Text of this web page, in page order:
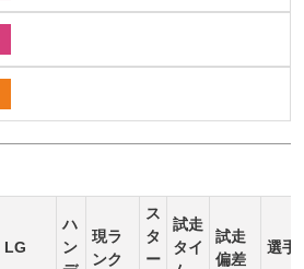
LG
ハ
ン
現ラ
ンク
ス
タ
ー
試走
タイ
試走
偏差
選手